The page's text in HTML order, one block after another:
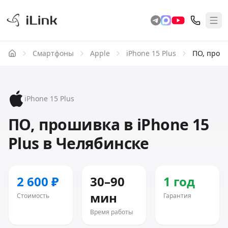
Смартфоны Apple iPhone 15 Plus ПО,
iPhone 15 Plus
ПО, прошивка в iPhone 15
Plus в Челябинске
2 600 ₽
Стоимость
30–90
мин
Время работы
1 год
Гарантия